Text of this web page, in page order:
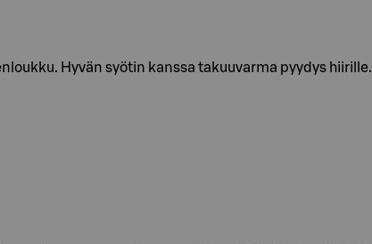
Hyvän syötin kanssa takuuvarma pyydys hiirille.